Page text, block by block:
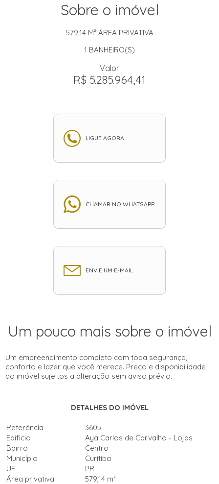
Sobre o imóvel
579,14 M² ÁREA PRIVATIVA
1 BANHEIRO(S)
Valor
R$ 5.285.964,41
LIGUE AGORA
CHAMAR NO WHATSAPP
ENVIE UM E-MAIL
Um pouco mais sobre o imóvel
Um empreendimento completo com toda segurança,
conforto e lazer que você merece. Preço e disponibilidade
do imóvel sujeitos a alteração sem aviso prévio.
DETALHES DO IMÓVEL
Referência
3605
Edificio
Aya Carlos de Carvalho - Lojas
Bairro
Centro
Município
Curitiba
UF
PR
Área privativa
579,14 m²